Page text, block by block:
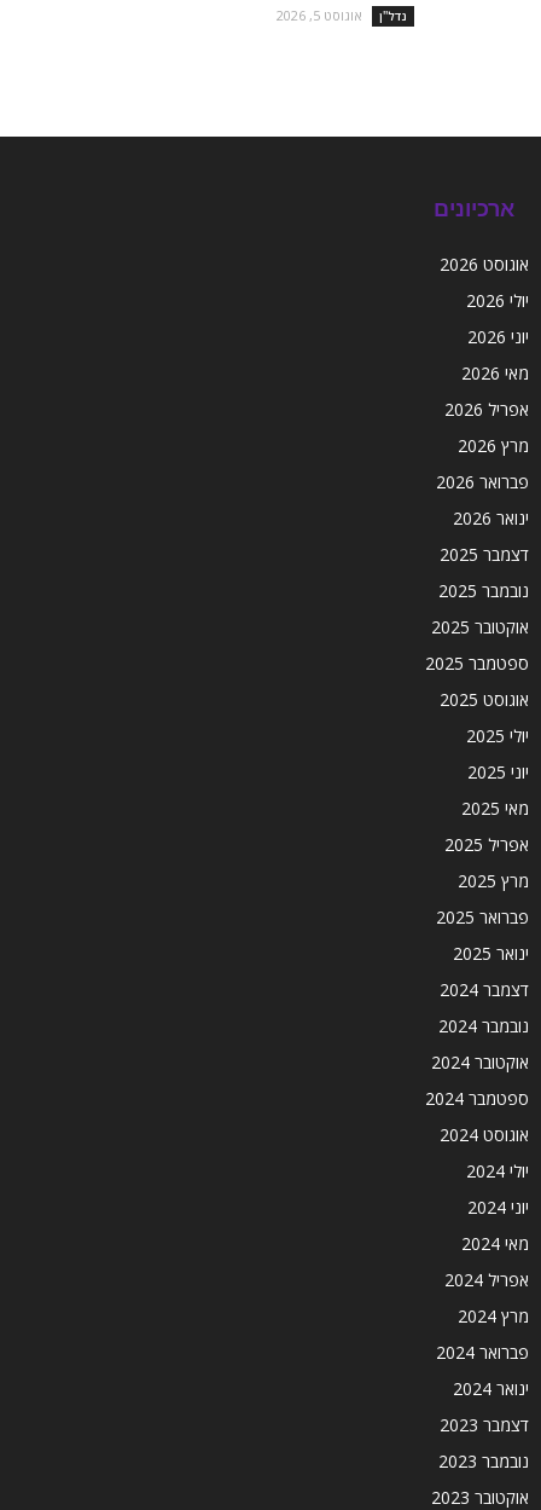
נדל''ן אוגוסט 5, 2026
ארכיונים
אוגוסט 2026
יולי 2026
יוני 2026
מאי 2026
אפריל 2026
מרץ 2026
פברואר 2026
ינואר 2026
דצמבר 2025
נובמבר 2025
אוקטובר 2025
ספטמבר 2025
אוגוסט 2025
יולי 2025
יוני 2025
מאי 2025
אפריל 2025
מרץ 2025
פברואר 2025
ינואר 2025
דצמבר 2024
נובמבר 2024
אוקטובר 2024
ספטמבר 2024
אוגוסט 2024
יולי 2024
יוני 2024
מאי 2024
אפריל 2024
מרץ 2024
פברואר 2024
ינואר 2024
דצמבר 2023
נובמבר 2023
אוקטובר 2023